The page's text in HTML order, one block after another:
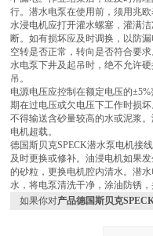
行。潜水电泵在使用前，须用兆
水浸电机应打开灌水螺塞，灌满
断。如有损坏应及时调换，以防
空转是否正常，转向是否符合要
水电泵下井及起吊时，绝不允许
吊。
电源电压应控制在额定电压的
期在过电压或欠电压下工作时损
不得输送含砂量较高的水或泥浆
电机超载。
德国斯贝克SPECK潜水泵电机接
及时更换或修补。油浸电机如果
的砂粒，更换电机腔内清水。潜
水，将电泵清洗干净，涂油防锈
如果你对产品德国斯贝克